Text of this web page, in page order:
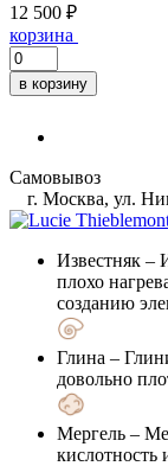
12 500 ₽
корзина
в корзину
Самовывоз
г. Москва, ул.
Известняк –
плохо
созданию
Глина –
довольно
Мергель –
кислотность